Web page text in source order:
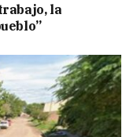
la